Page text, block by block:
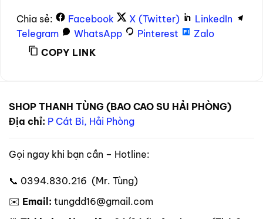
Chia sẻ: Facebook X (Twitter)
LinkedIn
Telegram
WhatsApp Pinterest
Zalo
COPY LINK
SHOP THANH TÙNG (BAO CAO SU HẢI PHÒNG)
Địa chỉ: P Cát Bi, Hải Phòng
Gọi ngay khi bạn cần – Hotline:
📞 0394.830.216 (Mr. Tùng)
✉️ Email: tungdd16@gmail.com